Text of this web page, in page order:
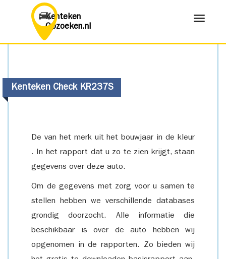
Kenteken
Opzoeken.nl
Menu
Kenteken Check KR237S
De van het merk uit het bouwjaar in de kleur
. In het rapport dat u zo te zien krijgt, staan
gegevens over deze auto.
Om de gegevens met zorg voor u samen te
stellen hebben we verschillende databases
grondig doorzocht. Alle informatie die
beschikbaar is over de auto hebben wij
opgenomen in de rapporten. Zo bieden wij